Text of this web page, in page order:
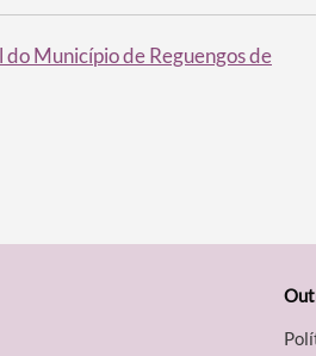
Município de Reguengos de